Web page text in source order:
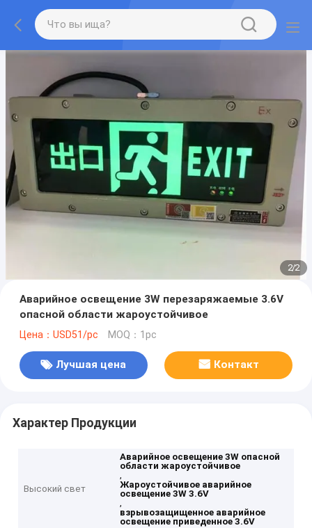
2/2
Аварийное освещение 3W перезаряжаемые 3.6V
опасной области жароустойчивое
Цена：USD51/pc MOQ：1pc
Лучшая цена Контакт
Характер Продукции
Высокий свет
Аварийное освещение 3W опасной
области жароустойчивое
,
Жароустойчивое аварийное
освещение 3W 3.6V
,
взрывозащищенное аварийное
освещение приведенное 3.6V